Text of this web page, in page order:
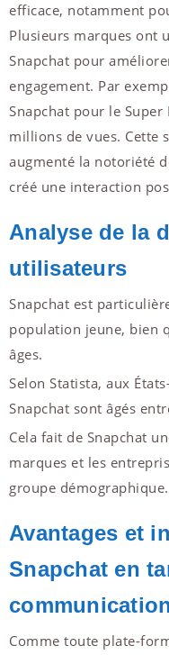
efficace, notamment
Plusieurs marques ont
Snapchat pour
engagement. Par
Snapchat pour le
millions de vues. Cette
augmenté la notoriété
créé une interaction
Analyse de la
utilisateurs
Snapchat est
population jeune, bien
âges.
Selon Statista, aux
Snapchat sont âgés
Cela fait de Snapchat
marques et les
groupe démographique.
Avantages et
Snapchat en
Comme toute plate-